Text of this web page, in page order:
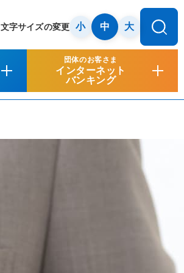
文字サイズの変更 小 中 大
団体のお客さま
インターネット
バンキング